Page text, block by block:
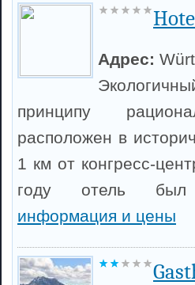
Адрес:
принципу
расположен в
1 км от конгресс-
году отель был
информация и цены